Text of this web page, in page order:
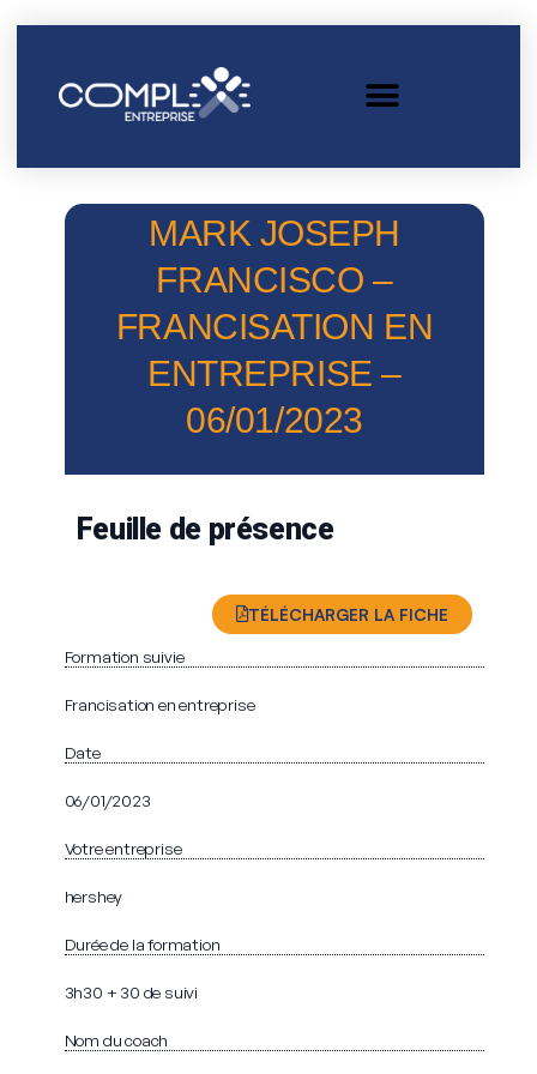
MARK JOSEPH
FRANCISCO –
FRANCISATION EN
ENTREPRISE –
06/01/2023
Feuille de présence
TÉLÉCHARGER LA FICHE
Formation suivie
Francisation en entreprise
Date
06/01/2023
Votre entreprise
hershey
Durée de la formation
3h30 + 30 de suivi
Nom du coach